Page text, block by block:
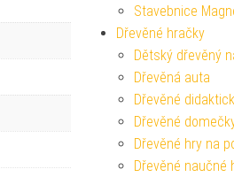
Stavebnice
Dřevěné hračky
Dětský dřevěný
Dřevěná auta
Dřevěné
Dřevěné
Dřevěné hry na
Dřevěné naučné